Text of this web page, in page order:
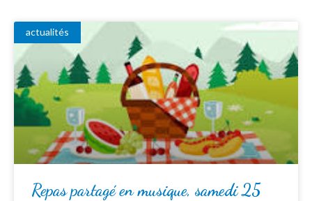
actualités
Repas partagé en musique, samedi 25